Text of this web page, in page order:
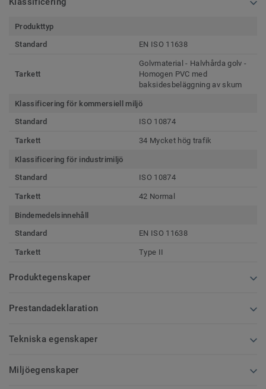
Produkttyp
Standard
EN ISO 11638
Tarkett
Golvmaterial - Halvhårda golv -
Homogen PVC med
baksidesbeläggning av skum
Klassificering för kommersiell miljö
Standard
ISO 10874
Tarkett 34 Mycket hög trafik
Klassificering för industrimiljö
Standard
ISO 10874
Tarkett 42 Normal
Bindemedelsinnehåll
Standard
EN ISO 11638
Tarkett Type II
Produktegenskaper
Prestandadeklaration
Tekniska egenskaper
Miljöegenskaper